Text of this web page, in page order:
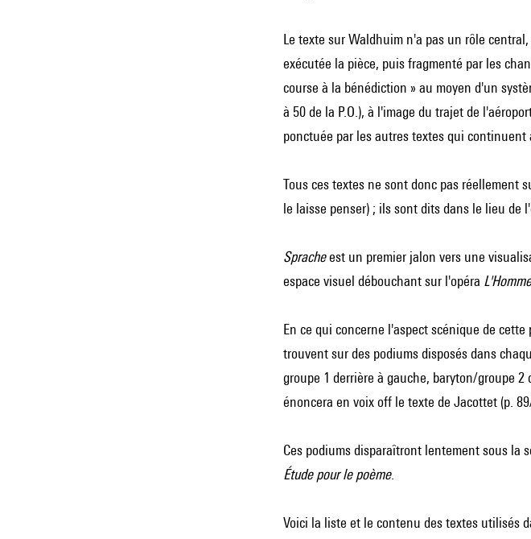
Le texte sur Waldhuim n'a pas un rôle
exécutée la pièce, puis fragmenté par les
course à la bénédiction » au moyen d'un
à 50 de la P.O.), à l'image du trajet de
ponctuée par les autres textes qui continuent
Tous ces textes ne sont donc pas réellement
le laisse penser) ; ils sont dits dans le lieu de
Spracheest un premier jalon vers une
espace visuel débouchant sur l'opéra
En ce qui concerne l'aspect scénique de
trouvent sur des podiums disposés dans
groupe 1 derrière à gauche, baryton/groupe
énoncera en voix off le texte de Jacottet (p.
Ces podiums disparaîtront lentement sous la
Étude pour le poème.
Voici la liste et le contenu des textes utilisés